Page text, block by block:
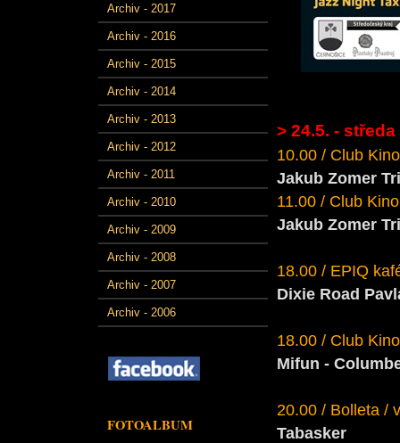
Archiv - 2017
Archiv - 2016
Archiv - 2015
Archiv - 2014
Archiv - 2013
Archiv - 2012
Archiv - 2011
Archiv - 2010
Archiv - 2009
Archiv - 2008
Archiv - 2007
Archiv - 2006
FOTOALBUM
> 24.5. - středa
10.00 / Club
Jakub Zomer
11.00 / Club
Jakub Zomer
18.00 / EPIQ
Dixie Road
18.00 / Club
Mifun -
20.00 / Bolleta /
Tabasker